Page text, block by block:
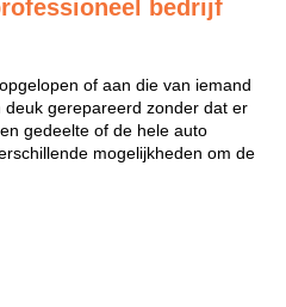
bedrijf
of aan die van iemand
gerepareerd zonder dat er
gedeelte of de hele auto
mogelijkheden om de